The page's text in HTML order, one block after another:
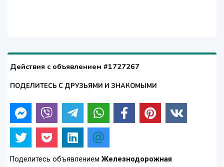
Действия с объявлением #1727267
ПОДЕЛИТЕСЬ С ДРУЗЬЯМИ И ЗНАКОМЫМИ
Поделитесь объявлением Железнодорожная